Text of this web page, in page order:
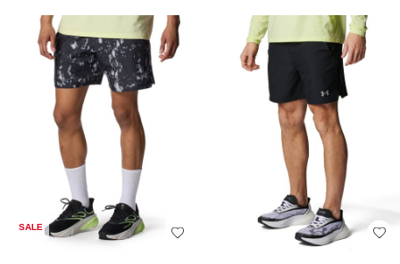
SALE